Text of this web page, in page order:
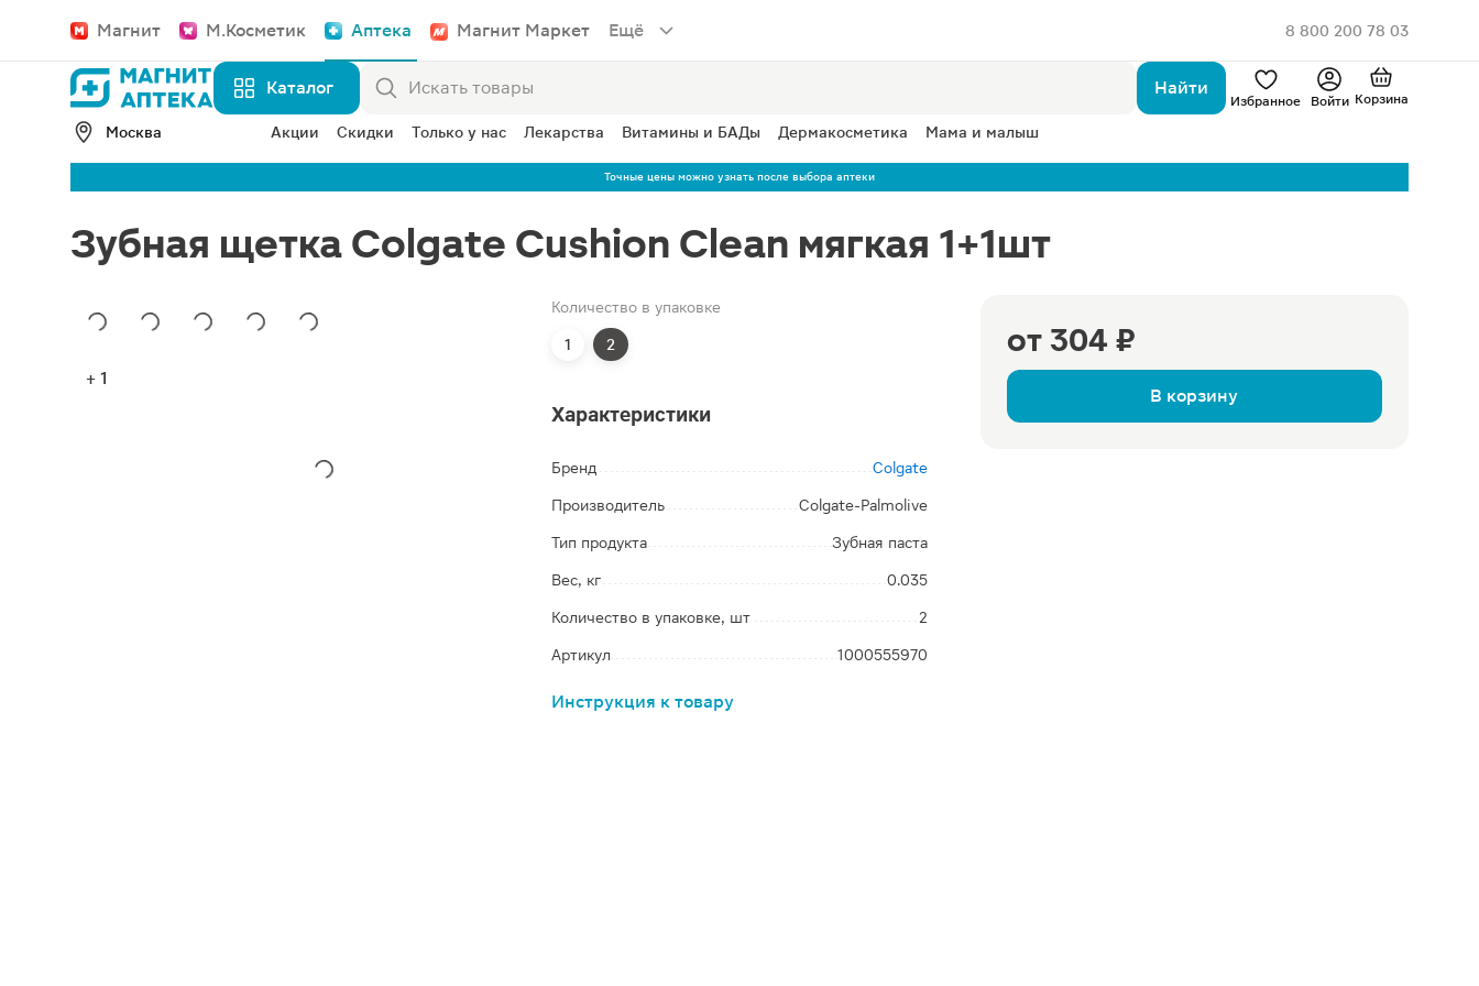
Магнит М.Косметик Аптека Магнит Маркет Ещё 8 800 200 78 03
Каталог Найти
Избранное Войти Корзина
Москва Акции Скидки Только у нас Лекарства Витамины и БАДы Дермакосметика Мама и малыш
Точные цены можно узнать после выбора аптеки
Зубная щетка Colgate Cushion Clean мягкая 1+1шт
+ 1
от 304 ₽
В корзину
Количество в упаковке
1 2
Характеристики
Бренд Colgate
Производитель Colgate-Palmolive
Тип продукта Зубная паста
Вес, кг 0.035
Количество в упаковке, шт 2
Артикул 1000555970
Инструкция к товару